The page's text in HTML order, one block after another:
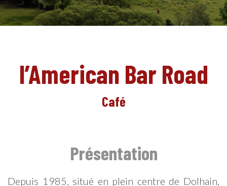
l’American Bar Road
Café
Présentation
Depuis 1985, situé en plein centre de Dolhain,